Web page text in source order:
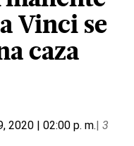
Vinci se
caza
2020 | 02:00 p. m.| 3